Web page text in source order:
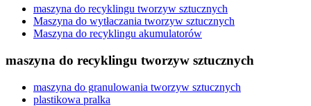
maszyna do recyklingu tworzyw sztucznych
Maszyna do wytłaczania tworzyw sztucznych
Maszyna do recyklingu akumulatorów
maszyna do recyklingu tworzyw sztucznych
maszyna do granulowania tworzyw sztucznych
plastikowa pralka